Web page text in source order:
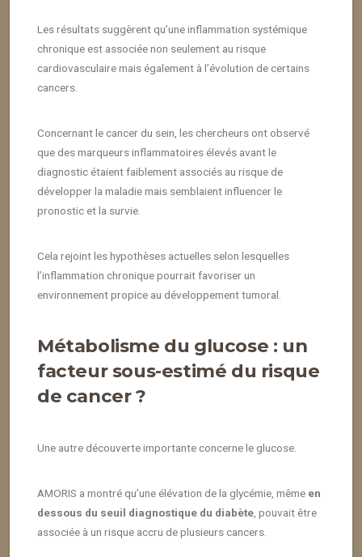
Les résultats suggèrent qu’une inflammation systémique
chronique est associée non seulement au risque
cardiovasculaire mais également à l’évolution de certains
cancers.
Concernant le cancer du sein, les chercheurs ont observé
que des marqueurs inflammatoires élevés avant le
diagnostic étaient faiblement associés au risque de
développer la maladie mais semblaient influencer le
pronostic et la survie.
Cela rejoint les hypothèses actuelles selon lesquelles
l’inflammation chronique pourrait favoriser un
environnement propice au développement tumoral.
Métabolisme du glucose : un
facteur sous-estimé du risque
de cancer ?
Une autre découverte importante concerne le glucose.
AMORIS a montré qu’une élévation de la glycémie, même en
dessous du seuil diagnostique du diabète , pouvait être
associée à un risque accru de plusieurs cancers.